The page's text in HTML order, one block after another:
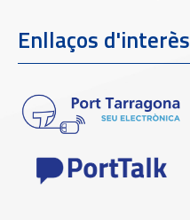
Enllaços d'interès